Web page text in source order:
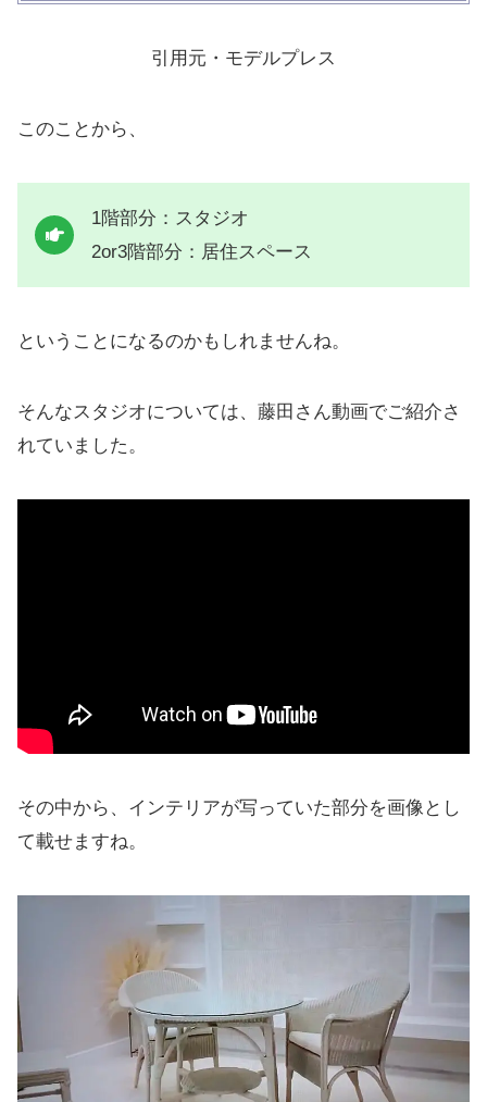
引用元・モデルプレス
このことから、
1階部分：スタジオ
2or3階部分：居住スペース
ということになるのかもしれませんね。
そんなスタジオについては、藤田さん動画でご紹介さ
れていました。
その中から、インテリアが写っていた部分を画像とし
て載せますね。